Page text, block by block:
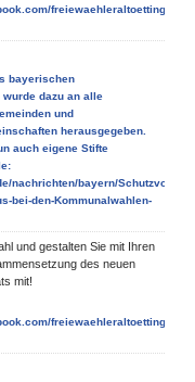
freiewaehleraltoetting/
bayerischen
dazu an alle
und
herausgegeben.
auch eigene Stifte
nachrichten/bayern/
bei-den-Kommunalwahlen-
und gestalten Sie mit Ihren
des neuen
mit!
freiewaehleraltoetting/